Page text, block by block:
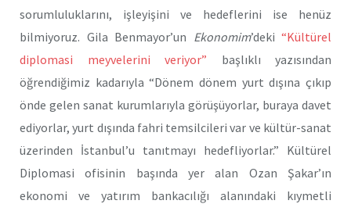
sorumluluklarını, işleyişini ve hedeflerini ise henüz
bilmiyoruz. Gila Benmayor’un Ekonomim’deki “Kültürel
diplomasi meyvelerini veriyor” başlıklı yazısından
öğrendiğimiz kadarıyla “Dönem dönem yurt dışına çıkıp
önde gelen sanat kurumlarıyla görüşüyorlar, buraya davet
ediyorlar, yurt dışında fahri temsilcileri var ve kültür-sanat
üzerinden İstanbul’u tanıtmayı hedefliyorlar.” Kültürel
Diplomasi ofisinin başında yer alan Ozan Şakar’ın
ekonomi ve yatırım bankacılığı alanındaki kıymetli